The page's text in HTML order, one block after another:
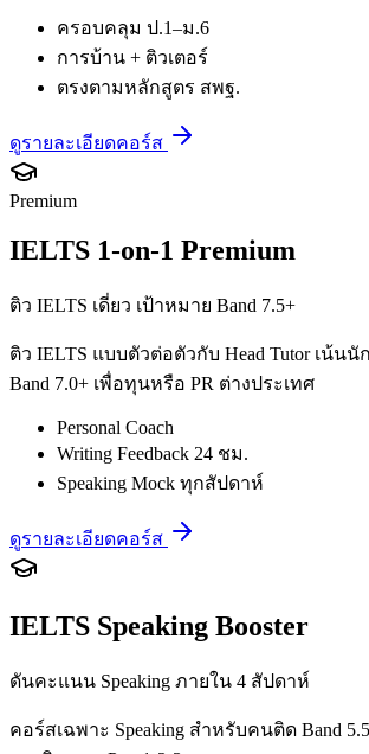
ครอบคลุม ป.1–ม.6
การบ้าน + ติวเตอร์
ตรงตามหลักสูตร สพฐ.
ดูรายละเอียดคอร์ส
Premium
IELTS 1-on-1 Premium
ติว IELTS เดี่ยว เป้าหมาย Band 7.5+
ติว IELTS แบบตัวต่อตัวกับ Head Tutor เน้นนั
Band 7.0+ เพื่อทุนหรือ PR ต่างประเทศ
Personal Coach
Writing Feedback 24 ชม.
Speaking Mock ทุกสัปดาห์
ดูรายละเอียดคอร์ส
IELTS Speaking Booster
ดันคะแนน Speaking ภายใน 4 สัปดาห์
คอร์สเฉพาะ Speaking สำหรับคนติด Band